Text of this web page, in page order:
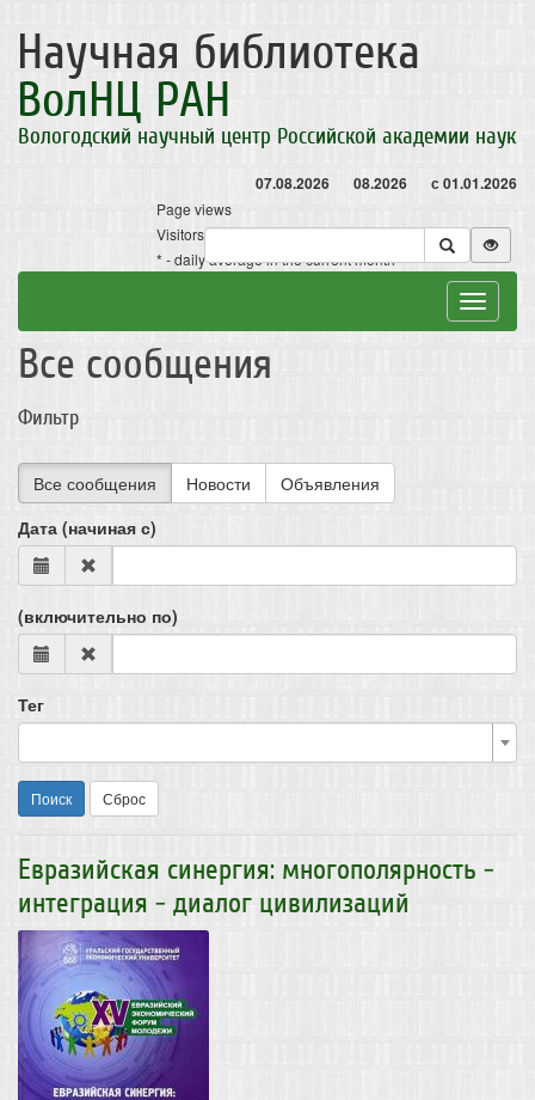
Научная библиотека
ВолНЦ РАН
Вологодский научный центр Российской академии наук
07.08.2026 08.2026 с 01.01.2026
Page views
Visitors
* - daily average in the current month
Toggle
Все сообщения
Фильтр
Все сообщения Новости
Объявления
Дата (начиная с)
(включительно по)
Тег
Поиск Сброс
Евразийская синергия: многополярность -
интеграция - диалог цивилизаций